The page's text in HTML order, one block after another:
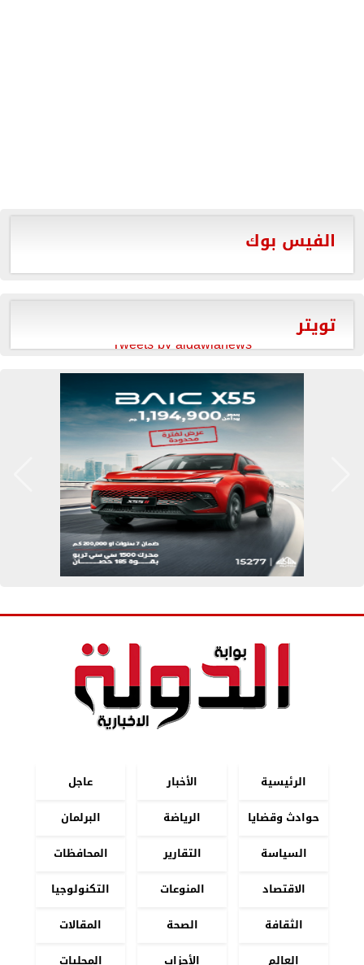
الفيس بوك
تويتر
Tweets by aldawlanews
الرئيسية الأخبار
عاجل
حوادث وقضايا
الرياضة
البرلمان
السياسة
التقارير
المحافظات
الاقتصاد
المنوعات
التكنولوجيا
الثقافة
الصحة
المقالات
العالم
الأحزاب المحليات